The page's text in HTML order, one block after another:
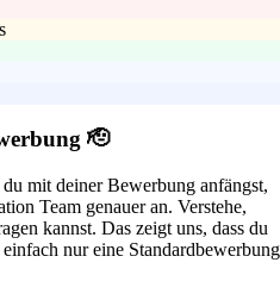
🫡
mit deiner Bewerbung anfängst,
Team genauer an. Verstehe,
kannst. Das zeigt uns, dass du
nur eine Standardbewerbung